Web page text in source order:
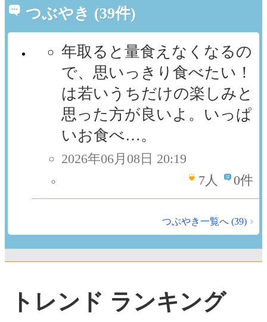
つぶやき (39件)
年取ると量食えなくなるの
で、思いっきり食べたい！
は若いうちだけの楽しみと
思った方が良いよ。いっぱ
いお食べ…。
2026年06月08日 20:19
7人 0件
つぶやき一覧へ (39)
トレンド ランキング